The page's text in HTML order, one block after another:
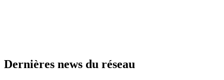
Dernières news du réseau